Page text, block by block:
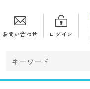
お問い合わせ ログイン